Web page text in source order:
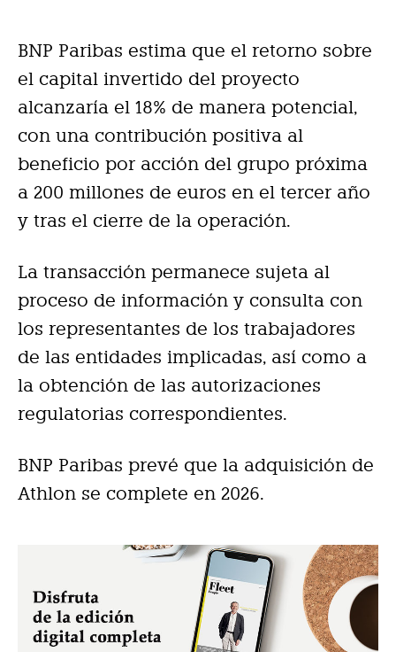
BNP Paribas estima que el retorno sobre
el capital invertido del proyecto
alcanzaría el 18% de manera potencial,
con una contribución positiva al
beneficio por acción del grupo próxima
a 200 millones de euros en el tercer año
y tras el cierre de la operación.
La transacción permanece sujeta al
proceso de información y consulta con
los representantes de los trabajadores
de las entidades implicadas, así como a
la obtención de las autorizaciones
regulatorias correspondientes.
BNP Paribas prevé que la adquisición de
Athlon se complete en 2026.